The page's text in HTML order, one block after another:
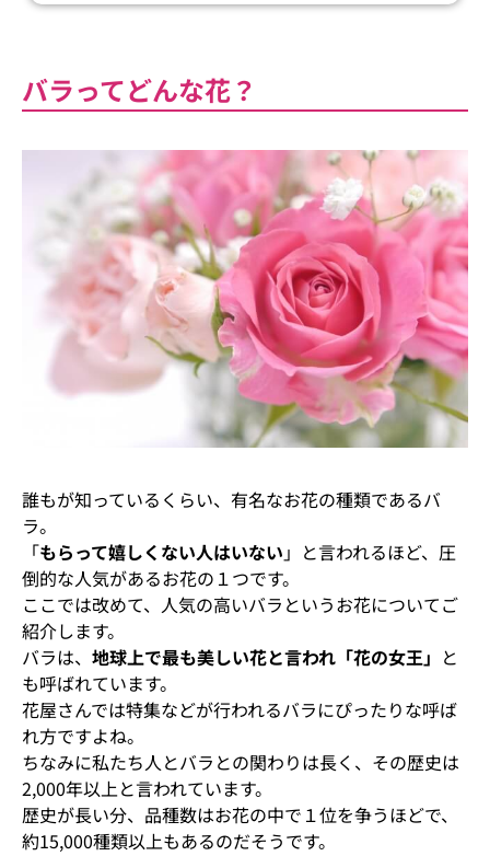
バラってどんな花？
誰もが知っているくらい、有名なお花の種類であるバ
ラ。
「もらって嬉しくない人はいない 」と言われるほど、圧
倒的な人気があるお花の１つです。
ここでは改めて、人気の高いバラというお花についてご
紹介します。
バラは、 地球上で最も美しい花と言われ「花の女王」 と
も呼ばれています。
花屋さんでは特集などが行われるバラにぴったりな呼ば
れ方ですよね。
ちなみに私たち人とバラとの関わりは長く、その歴史は
2,000年以上と言われています。
歴史が長い分、品種数はお花の中で１位を争うほどで、
約15,000種類以上もあるのだそうです。